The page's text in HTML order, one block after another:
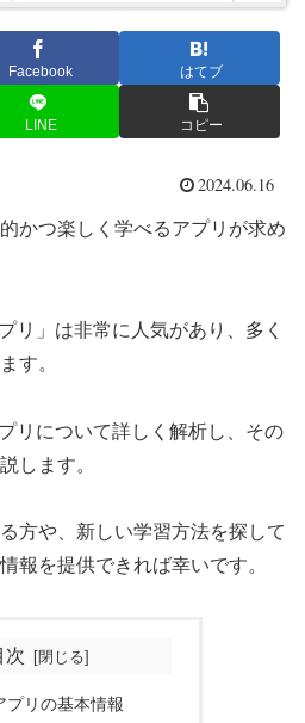
Facebook はてブ
LINE コピー
2024.06.16
かつ楽しく学べるアプリが求め
リ」は非常に人気があり、多く
す。
リについて詳しく解析し、その
します。
方や、新しい学習方法を探して
報を提供できれば幸いです。
次
プリの基本情報